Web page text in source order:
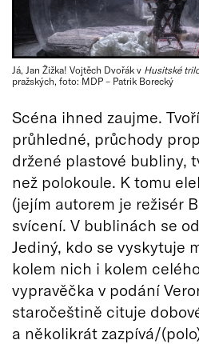
Já, Jan Žižka! Vojtěch Dvořák v Husitské
pražských, foto: MDP – Patrik Borecký
Scéna ihned zaujme.
průhledné, průchody
držené plastové bubliny,
než polokoule. K tomu
(jejím autorem je režisér
svícení. V bublinách se
Jediný, kdo se vyskytuje
kolem nich i kolem
vypravěčka v podání
staročeštině cituje
a několikrát zazpívá/